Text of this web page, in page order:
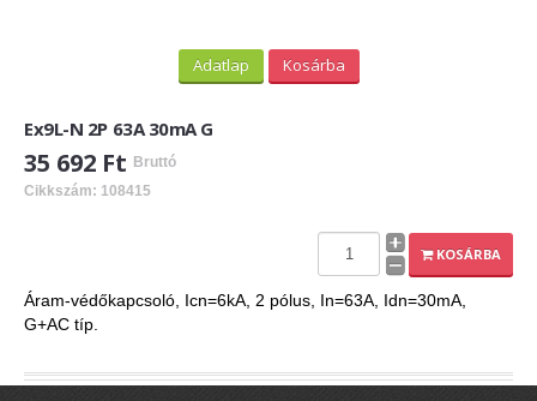
Adatlap Kosárba
Ex9L-N 2P 63A 30mA G
35 692 Ft Bruttó
Cikkszám: 108415
KOSÁRBA
Áram-védőkapcsoló, Icn=6kA, 2 pólus, In=63A, Idn=30mA,
G+AC típ.